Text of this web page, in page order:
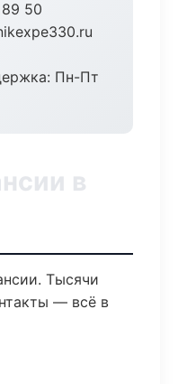
50
Пн-Пт
в
Тысячи
— всё в